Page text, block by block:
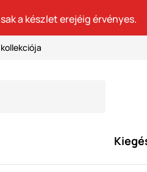
a készlet erejéig érvényes.